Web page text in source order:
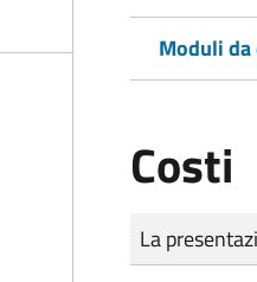
Moduli
Costi
Tipo di
Importo
La